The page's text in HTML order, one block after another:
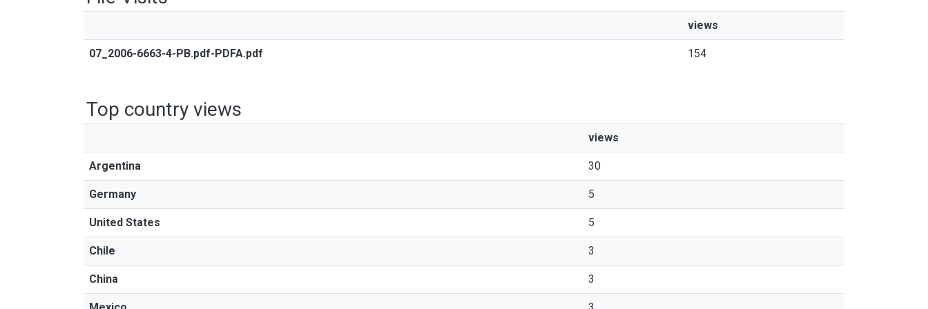
views
07_2006-6663-4-PB.pdf-PDFA.pdf 154
Top country views
views
Argentina 30
Germany 5
United States 5
Chile 3
China 3